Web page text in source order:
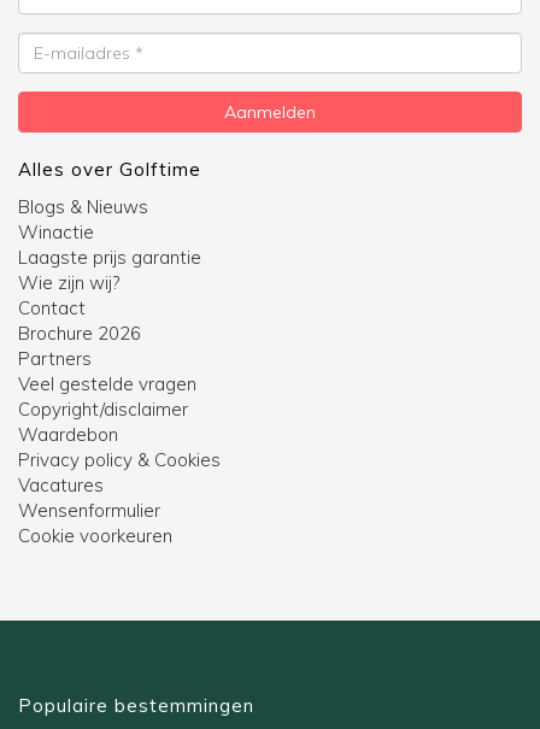
E-
mailadres
Aanmelden
Alles over Golftime
Blogs & Nieuws
Winactie
Laagste prijs garantie
Wie zijn wij?
Contact
Brochure 2026
Partners
Veel gestelde vragen
Copyright/disclaimer
Waardebon
Privacy policy & Cookies
Vacatures
Wensenformulier
Cookie voorkeuren
Populaire bestemmingen